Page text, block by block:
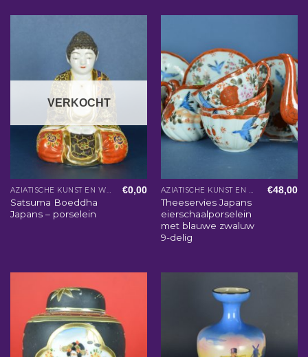
VERKOCHT
AZIATISCHE KUNST EN WOONACCESSOIRES
Satsuma Boeddha
Japans – porselein
€0,00 AZIATISCHE KUNST EN WOONACCESSOIRES
Theeservies Japans
eierschaalporselein
met blauwe zwaluw
9-delig
€48,00